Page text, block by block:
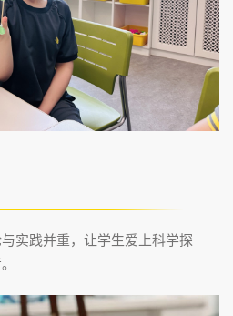
实践并重，让学生爱上科学探